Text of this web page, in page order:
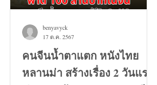
คนจีนน้ำตาแตก หนังไทย
หลานม่า สร้างเรื่อง 2 วันแรก
benyavyck
17 ต.ค. 2567